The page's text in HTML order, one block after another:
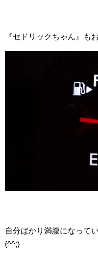
『セドリックちゃん』も
自分ばかり満腹になって
(^^;)